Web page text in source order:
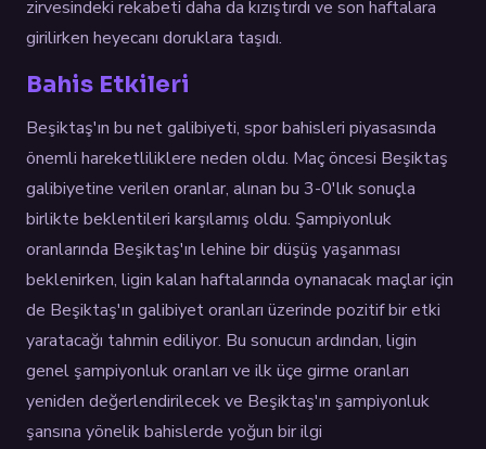
zirvesindeki rekabeti daha da kızıştırdı ve son haftalara
girilirken heyecanı doruklara taşıdı.
Bahis Etkileri
Beşiktaş'ın bu net galibiyeti, spor bahisleri piyasasında
önemli hareketliliklere neden oldu. Maç öncesi Beşiktaş
galibiyetine verilen oranlar, alınan bu 3-0'lık sonuçla
birlikte beklentileri karşılamış oldu. Şampiyonluk
oranlarında Beşiktaş'ın lehine bir düşüş yaşanması
beklenirken, ligin kalan haftalarında oynanacak maçlar için
de Beşiktaş'ın galibiyet oranları üzerinde pozitif bir etki
yaratacağı tahmin ediliyor. Bu sonucun ardından, ligin
genel şampiyonluk oranları ve ilk üçe girme oranları
yeniden değerlendirilecek ve Beşiktaş'ın şampiyonluk
şansına yönelik bahislerde yoğun bir ilgi